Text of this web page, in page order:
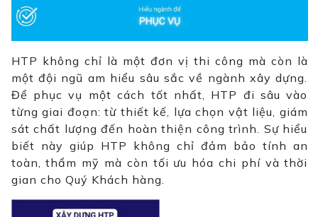
HTP không chỉ là một đơn vị thi công mà còn là
một đội ngũ am hiểu sâu sắc về ngành xây dựng.
Để phục vụ một cách tốt nhất, HTP đi sâu vào
từng giai đoạn: từ thiết kế, lựa chọn vật liệu, giám
sát chất lượng đến hoàn thiện công trình. Sự hiểu
biết này giúp HTP không chỉ đảm bảo tính an
toàn, thẩm mỹ mà còn tối ưu hóa chi phí và thời
gian cho Quý Khách hàng.